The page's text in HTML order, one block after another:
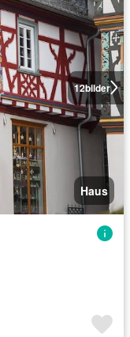
12bilder
Haus